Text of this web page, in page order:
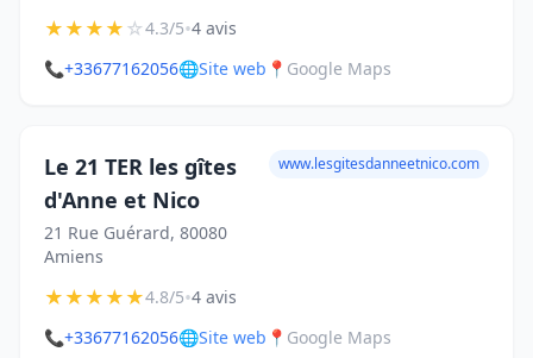
★★★★☆4.3/5•4 avis
📞+33677162056🌐Site web 📍 Google Maps
Le 21 TER les gîtes
d'Anne et Nico
21 Rue Guérard, 80080
Amiens
www.lesgitesdanneetnico.com
★★★★★4.8/5•4 avis
📞+33677162056🌐Site web 📍 Google Maps